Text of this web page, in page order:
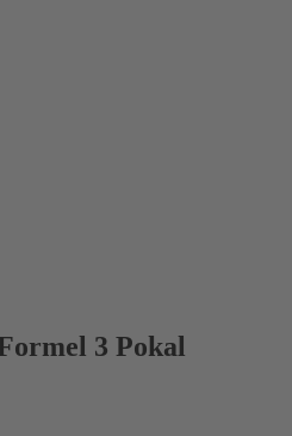
3 Pokal